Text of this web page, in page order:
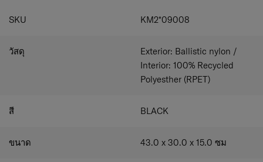
และสง่างาม.
ในช่องแรกมีช่องปิดสำหรับแล็ปท็อปขนาดไม่เกิน 15.6
นิ้ว และช่องปิดสำหรับแท็บเล็ต
ในช่องที่สองมีช่องเปิดขนาดใหญ่หนึ่งช่องและช่องซิป
ด้านหน้ามีกระเป๋าซิปและกระเป๋าออแกไนเซอร์แบบมี
ด้านบนเป็นที่จับแบบพกพาที่อ่อนนุ่ม
SKU KM2*09008
วัสดุ
Exterior: Ballistic nylon /
Interior: 100% Recycled
Polyesther (RPET)
สี BLACK
ขนาด 43.0 x 30.0 x 15.0 ซม